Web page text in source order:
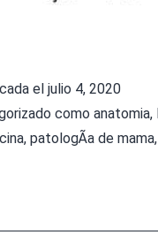
el julio 4, 2020
como anatomia,
, patologÃ­a de mama,